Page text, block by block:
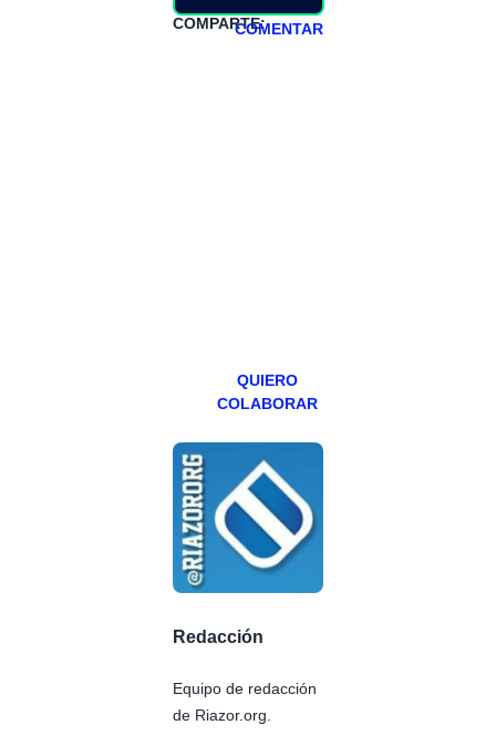
COMPARTE:COMENTAR
QUIERO
COLABORAR
Redacción
Equipo de redacción
de Riazor.org.